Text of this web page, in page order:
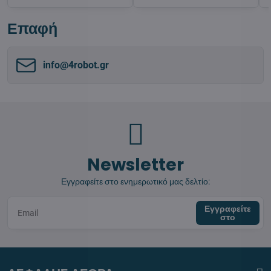
Επαφή
info​@4robot​.gr
Newsletter
Εγγραφείτε στο ενημερωτικό μας δελτίο:
Εγγραφείτε
στο